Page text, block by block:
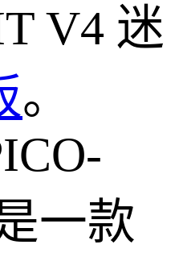
V4 迷
。
一款